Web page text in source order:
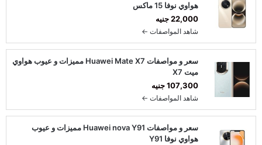
هواوي نوفا 15 ماكس
22,000 جنيه
شاهد المواصفات ←
سعر و مواصفات Huawei Mate X7 مميزات و عيوب هواوي
ميت X7
107,300 جنيه
شاهد المواصفات ←
سعر و مواصفات Huawei nova Y91 مميزات و عيوب
هواوي نوفا Y91